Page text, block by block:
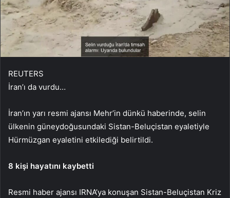
REUTERS
İran’ı da vurdu…
İran’ın yarı resmi ajansı Mehr’in dünkü haberinde, selin
ülkenin güneydoğusundaki Sistan-Beluçistan eyaletiyle
Hürmüzgan eyaletini etkilediği belirtildi.
8 kişi hayatını kaybetti
Resmi haber ajansı IRNA’ya konuşan Sistan-Beluçistan Kriz